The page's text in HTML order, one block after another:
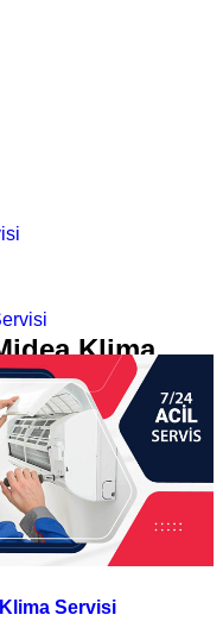
Klima
Servisi
Servisi